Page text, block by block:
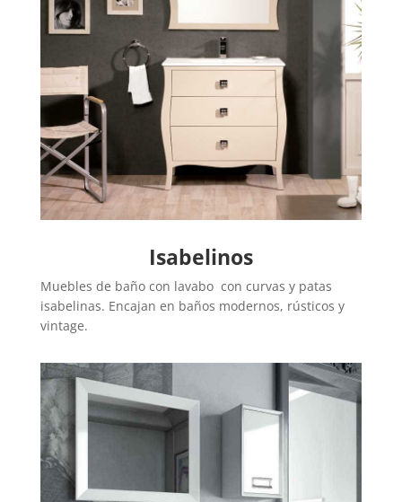
Isabelinos
Muebles de baño con lavabo con curvas y patas
isabelinas. Encajan en baños modernos, rústicos y
vintage.